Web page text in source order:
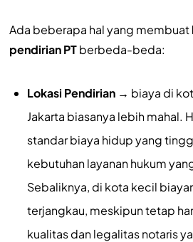
Ada beberapa hal yang membuat
pendirian PTberbeda-beda:
Lokasi Pendirian→ biaya di
Jakarta biasanya lebih mahal.
standar biaya hidup yang
kebutuhan layanan hukum
Sebaliknya, di kota kecil
terjangkau, meskipun tetap
kualitas dan legalitas notaris